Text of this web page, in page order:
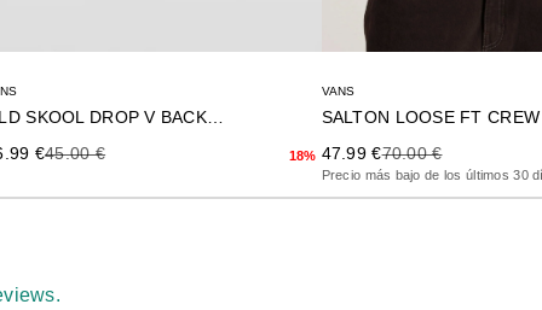
de oferta
€Precio anterior
45.00 € 18%
VANS
SALTON LOOSE FT CREW
Precio de oferta
47.99 €Precio anterior
70.00 €
Precio más bajo de los últimos 30